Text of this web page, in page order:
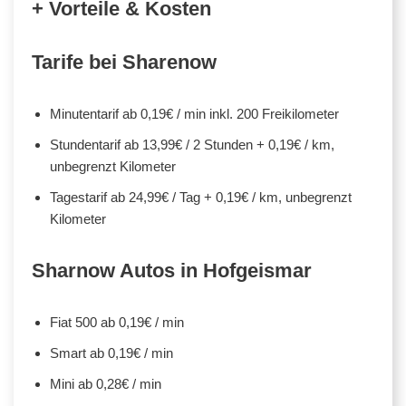
+ Vorteile & Kosten
Tarife bei Sharenow
Minutentarif ab 0,19€ / min inkl. 200 Freikilometer
Stundentarif ab 13,99€ / 2 Stunden + 0,19€ / km,
unbegrenzt Kilometer
Tagestarif ab 24,99€ / Tag + 0,19€ / km, unbegrenzt
Kilometer
Sharnow Autos in Hofgeismar
Fiat 500 ab 0,19€ / min
Smart ab 0,19€ / min
Mini ab 0,28€ / min